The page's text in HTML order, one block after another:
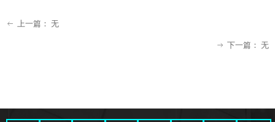
ꂃ 上一篇： 无
ꁹ 下一篇： 无